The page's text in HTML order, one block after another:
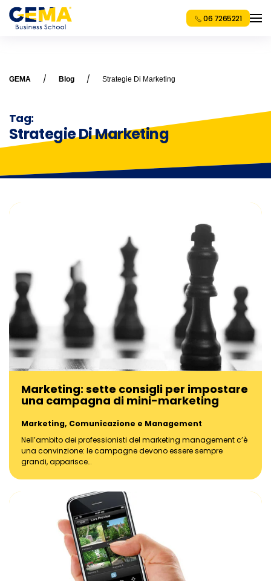
06 7265221
GEMA Blog Strategie Di Marketing
Tag:
Strategie Di Marketing
Marketing: sette consigli per impostare
una campagna di mini-marketing
Marketing, Comunicazione e Management
Nell’ambito dei professionisti del marketing management c’è
una convinzione: le campagne devono essere sempre
grandi, apparisce…